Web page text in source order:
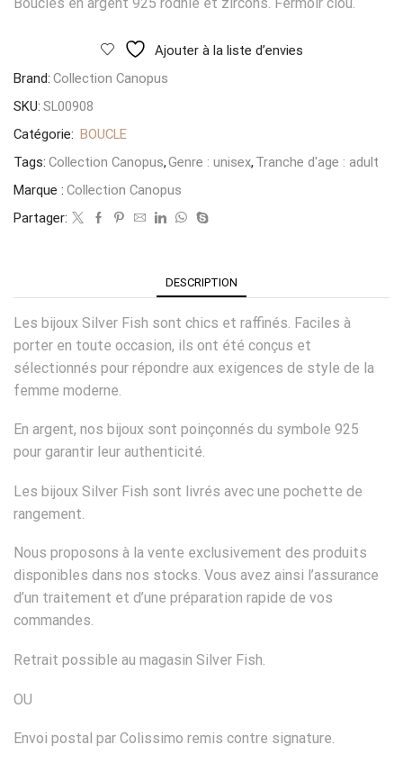
Ajouter à la liste d’envies
Brand: Collection Canopus
SKU: SL00908
Catégorie: BOUCLE
Tags: Collection Canopus,Genre : unisex, Tranche d'age : adult
Marque : Collection Canopus
Partager:
DESCRIPTION
Les bijoux Silver Fish sont chics et raffinés. Faciles à
porter en toute occasion, ils ont été conçus et
sélectionnés pour répondre aux exigences de style de la
femme moderne.
En argent, nos bijoux sont poinçonnés du symbole 925
pour garantir leur authenticité.
Les bijoux Silver Fish sont livrés avec une pochette de
rangement.
Nous proposons à la vente exclusivement des produits
disponibles dans nos stocks. Vous avez ainsi l’assurance
d’un traitement et d’une préparation rapide de vos
commandes.
Retrait possible au magasin Silver Fish.
OU
Envoi postal par Colissimo remis contre signature.